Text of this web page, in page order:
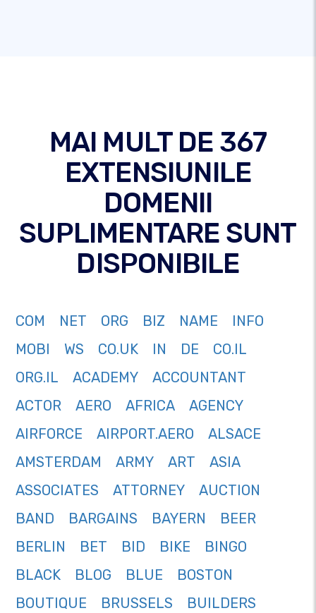
MAI MULT DE 367
EXTENSIUNILE
DOMENII
SUPLIMENTARE SUNT
DISPONIBILE
COM NET ORG BIZ NAME
INFO
MOBI
WS CO.UK IN DE
CO.IL
ORG.IL
ACADEMY
ACCOUNTANT
ACTOR
AERO AFRICA
AGENCY
AIRFORCE
AIRPORT.AERO
ALSACE
AMSTERDAM
ARMY ART
ASIA
ASSOCIATES
ATTORNEY
AUCTION
BAND
BARGAINS BAYERN
BEER
BERLIN
BET BID BIKE
BINGO
BLACK
BLOG BLUE
BOSTON
BOUTIQUE
BRUSSELS
BUILDERS